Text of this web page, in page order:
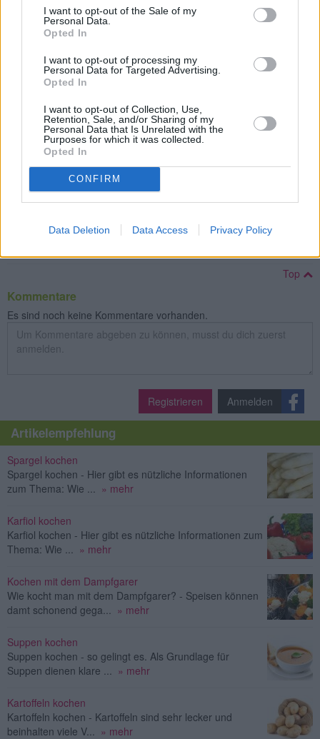
I want to opt-out of the Sale of my
Personal Data.
Opted In
I want to opt-out of processing my
Personal Data for Targeted Advertising.
Opted In
I want to opt-out of Collection, Use,
Retention, Sale, and/or Sharing of my
Personal Data that Is Unrelated with the
Purposes for which it was collected.
Opted In
CONFIRM
Data Deletion Data Access Privacy Policy
Leicht
Apfelmus für die Kleinen
Leicht
Fenchelbrei
Leicht
Erbsenpüree für Babys
Leicht
Top
Kommentare
Es sind noch keine Kommentare vorhanden.
Registrieren Anmelden
Artikelempfehlung
Spargel kochen
Spargel kochen - Hier gibt es nützliche Informationen
zum Thema: Wie ...
» mehr
Karfiol kochen
Karfiol kochen - Hier gibt es nützliche Informationen zum
Thema: Wie ...
» mehr
Kochen mit dem Dampfgarer
Wie kocht man mit dem Dampfgarer? - Speisen können
damt schonend gega...
» mehr
Suppen kochen
Suppen kochen - so gelingt es. Als Grundlage für
Suppen dienen klare ...
» mehr
Kartoffeln kochen
Kartoffeln kochen - Kartoffeln sind sehr lecker und
beinhalten viele V...
» mehr